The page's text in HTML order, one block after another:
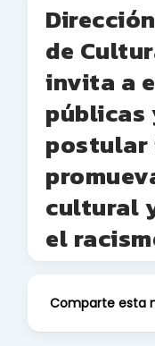
de
invita a
públicas
postular
cultural
el
Comparte esta